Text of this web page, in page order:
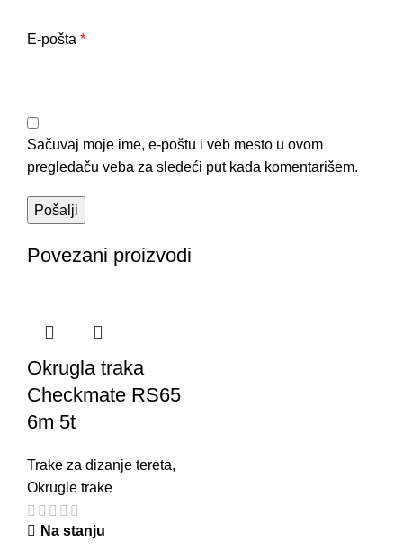
E-pošta *
Sačuvaj moje ime, e-poštu i veb mesto u ovom
pregledaču veba za sledeći put kada komentarišem.
Povezani proizvodi
Okrugla traka
Checkmate RS65
6m 5t
Trake za dizanje tereta,
Okrugle trake
Na stanju